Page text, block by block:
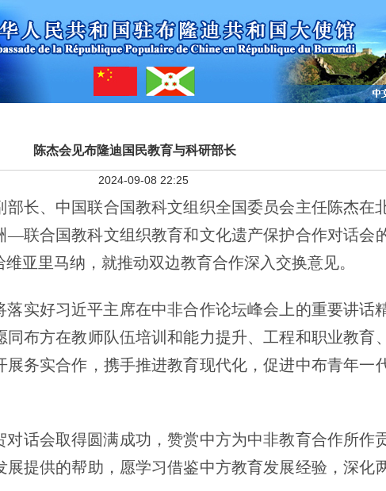
陈杰会见布隆迪国民教育与科研部长
2024-09-08 22:25
部长、中国联合国教科文组织全国委员会主任陈杰在
联合国教科文组织教育和文化遗产保护合作对话会
亚里马纳，就推动双边教育合作深入交换意见。
落实好习近平主席在中非合作论坛峰会上的重要讲话
同布方在教师队伍培训和能力提升、工程和职业教育
展务实合作，携手推进教育现代化，促进中布青年一
对话会取得圆满成功，赞赏中方为中非教育合作所作
展提供的帮助，愿学习借鉴中方教育发展经验，深化